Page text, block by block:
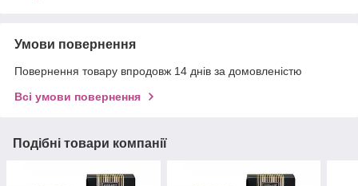
Умови повернення
Повернення товару впродовж 14 днів за домовленістю
Всі умови повернення
Подібні товари компанії